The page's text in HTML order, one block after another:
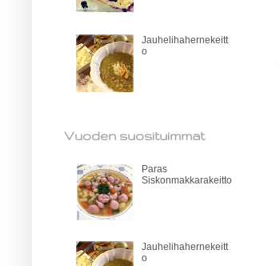
Jauhelihahernekeitt
o
Vuoden suosituimmat
Paras
Siskonmakkarakeitto
Jauhelihahernekeitt
o